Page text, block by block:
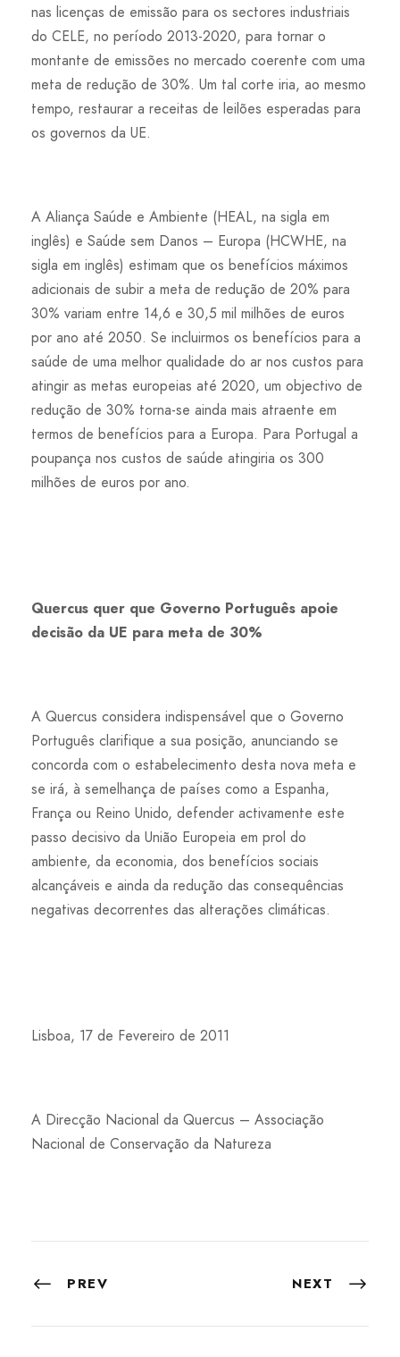
nas licenças de emissão para os sectores industriais
do CELE, no período 2013-2020, para tornar o
montante de emissões no mercado coerente com uma
meta de redução de 30%. Um tal corte iria, ao mesmo
tempo, restaurar a receitas de leilões esperadas para
os governos da UE.
A Aliança Saúde e Ambiente (HEAL, na sigla em
inglês) e Saúde sem Danos – Europa (HCWHE, na
sigla em inglês) estimam que os benefícios máximos
adicionais de subir a meta de redução de 20% para
30% variam entre 14,6 e 30,5 mil milhões de euros
por ano até 2050. Se incluirmos os benefícios para a
saúde de uma melhor qualidade do ar nos custos para
atingir as metas europeias até 2020, um objectivo de
redução de 30% torna-se ainda mais atraente em
termos de benefícios para a Europa. Para Portugal a
poupança nos custos de saúde atingiria os 300
milhões de euros por ano.
Quercus quer que Governo Português apoie
decisão da UE para meta de 30%
A Quercus considera indispensável que o Governo
Português clarifique a sua posição, anunciando se
concorda com o estabelecimento desta nova meta e
se irá, à semelhança de países como a Espanha,
França ou Reino Unido, defender activamente este
passo decisivo da União Europeia em prol do
ambiente, da economia, dos benefícios sociais
alcançáveis e ainda da redução das consequências
negativas decorrentes das alterações climáticas.
Lisboa, 17 de Fevereiro de 2011
A Direcção Nacional da Quercus – Associação
Nacional de Conservação da Natureza
PREV NEXT